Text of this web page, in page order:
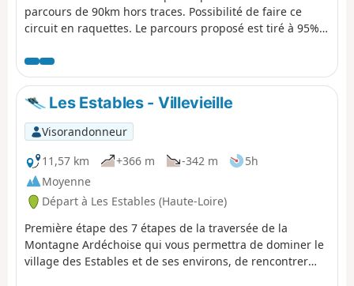
parcours de 90km hors traces. Possibilité de faire ce
circuit en raquettes. Le parcours proposé est tiré à 95%
général de l'Ardèche. Dans son ensemble, le parcours
est balisé aux points "stratégiques" par des piquets
équipés d'un disque rouge, mais, en cas de mauvais
temps (chutes de neige, brouillard), l'efficacité de ce
balisage est aléatoire.
Les Estables - Villevieille
Visorandonneur
11,57 km
+366 m -342 m
5h
Moyenne
Départ à Les Estables (Haute-Loire)
Première étape des 7 étapes de la traversée de la
Montagne Ardéchoise qui vous permettra de dominer le
village des Estables et de ses environs, de rencontrer